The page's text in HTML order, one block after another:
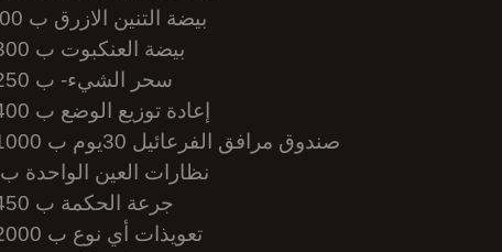
12 بيضة التنين الازرق ب 300 غايا
13- بيضة العنكبوت ب 300 غايا
14- سحر الشيء- ب 250 غايا
15- إعادة توزيع الوضع ب 400 غايا
16- صندوق مرافق الفرعائيل 30يوم ب 1000 غايا
17- نظارات العين الواحدة ب 100
18- جرعة الحكمة ب 450 غايا
19- تعويذات أي نوع ب 2000 غايا